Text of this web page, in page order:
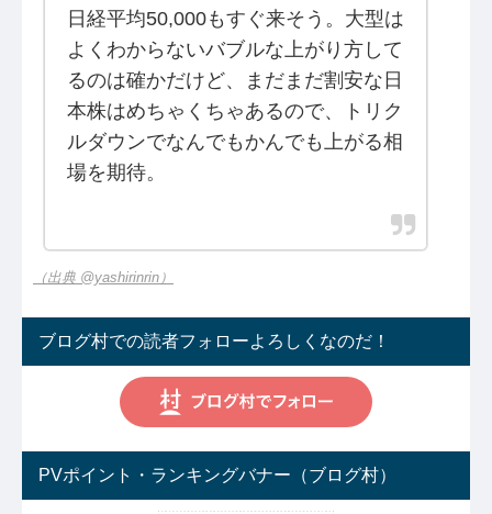
日経平均50,000もすぐ来そう。大型は
よくわからないバブルな上がり方して
るのは確かだけど、まだまだ割安な日
本株はめちゃくちゃあるので、トリク
ルダウンでなんでもかんでも上がる相
場を期待。
（出典 @yashirinrin）
ブログ村での読者フォローよろしくなのだ！
PVポイント・ランキングバナー（ブログ村）